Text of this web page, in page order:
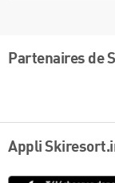
Partenaires de
Appli